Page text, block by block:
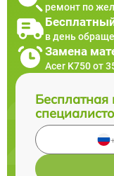
ремонт по
в день
Замена
Acer K750 от
Бесплатная